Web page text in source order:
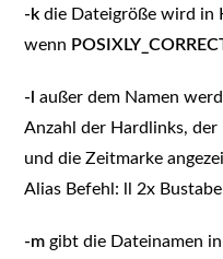
-kdie Dateigröße wird in
wenn
-laußer dem Namen
Anzahl der Hardlinks,
und die Zeitmarke
Alias Befehl: ll 2x
-m gibt die Dateinamen